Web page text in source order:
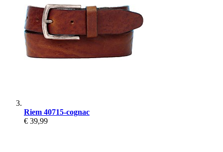
Riem 40715-cognac
€ 39,99